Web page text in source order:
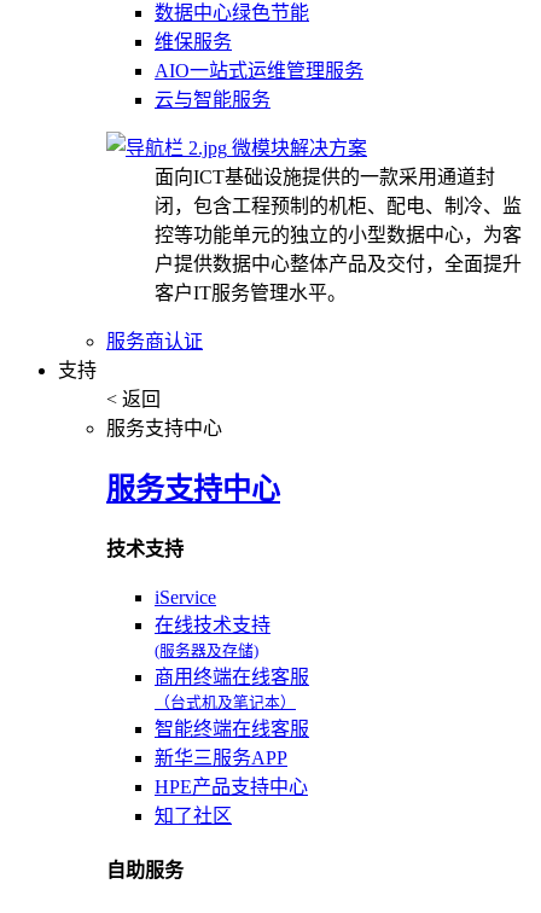
数据中心绿色节能
维保服务
AIO一站式运维管理服务
云与智能服务
微模块解决方案
面向ICT基础设施提供的一款采用通道封
闭，包含工程预制的机柜、配电、制冷、监
控等功能单元的独立的小型数据中心，为客
户提供数据中心整体产品及交付，全面提升
客户IT服务管理水平。
服务商认证
支持
< 返回
服务支持中心
服务支持中心
技术支持
iService
在线技术支持
(服务器及存储)
商用终端在线客服
（台式机及笔记本）
智能终端在线客服
新华三服务APP
HPE产品支持中心
知了社区
自助服务